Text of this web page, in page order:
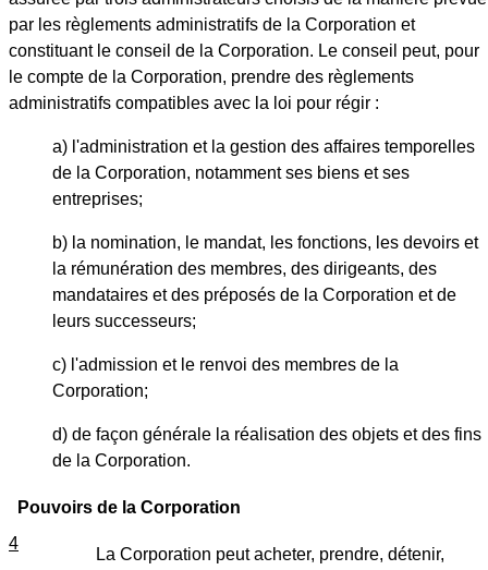
par les règlements administratifs de la Corporation et
constituant le conseil de la Corporation. Le conseil peut, pour
le compte de la Corporation, prendre des règlements
administratifs compatibles avec la loi pour régir :
a) l'administration et la gestion des affaires temporelles
de la Corporation, notamment ses biens et ses
entreprises;
b) la nomination, le mandat, les fonctions, les devoirs et
la rémunération des membres, des dirigeants, des
mandataires et des préposés de la Corporation et de
leurs successeurs;
c) l'admission et le renvoi des membres de la
Corporation;
d) de façon générale la réalisation des objets et des fins
de la Corporation.
Pouvoirs de la Corporation
4
La Corporation peut acheter, prendre, détenir,